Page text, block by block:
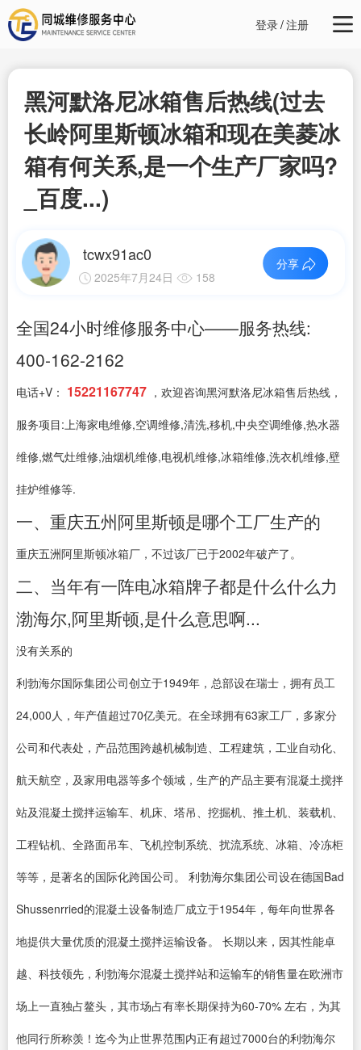
登录/注册
黑河默洛尼冰箱售后热线(过去
长岭阿里斯顿冰箱和现在美菱冰
箱有何关系,是一个生产厂家吗?
_百度...)
tcwx91ac0
2025年7月24日 158
分享
全国24小时维修服务中心——服务热线:
400-162-2162
电话+V： 15221167747 ，欢迎咨询黑河默洛尼冰箱售后热线，
服务项目:上海家电维修,空调维修,清洗,移机,中央空调维修,热水器
维修,燃气灶维修,油烟机维修,电视机维修,冰箱维修,洗衣机维修,壁
挂炉维修等.
一、重庆五州阿里斯顿是哪个工厂生产的
重庆五洲阿里斯顿冰箱厂，不过该厂已于2002年破产了。
二、当年有一阵电冰箱牌子都是什么什么力
渤海尔,阿里斯顿,是什么意思啊...
没有关系的
利勃海尔国际集团公司创立于1949年，总部设在瑞士，拥有员工
24,000人，年产值超过70亿美元。在全球拥有63家工厂，多家分
公司和代表处，产品范围跨越机械制造、工程建筑，工业自动化、
航天航空，及家用电器等多个领域，生产的产品主要有混凝土搅拌
站及混凝土搅拌运输车、机床、塔吊、挖掘机、推土机、装载机、
工程钻机、全路面吊车、飞机控制系统、扰流系统、冰箱、冷冻柜
等等，是著名的国际化跨国公司。 利勃海尔集团公司设在德国Bad
Shussenrried的混凝土设备制造厂成立于1954年，每年向世界各
地提供大量优质的混凝土搅拌运输设备。 长期以来，因其性能卓
越、科技领先，利勃海尔混凝土搅拌站和运输车的销售量在欧洲市
场上一直独占鳌头，其市场占有率长期保持为60-70% 左右，为其
他同行所称羡！迄今为止世界范围内正有超过7000台的利勃海尔